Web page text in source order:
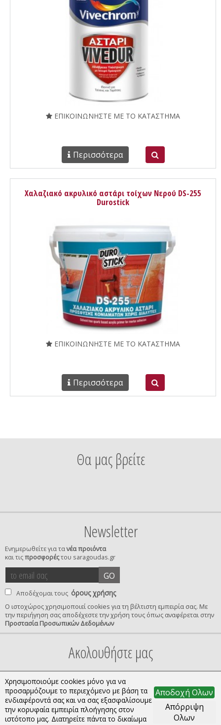
ΕΠΙΚΟΙΝΩΝΗΣΤΕ ΜΕ ΤΟ ΚΑΤΑΣΤΗΜΑ
Περισσότερα
Χαλαζιακό ακρυλικό αστάρι τοίχων Νερού DS-255
Durostick
ΕΠΙΚΟΙΝΩΝΗΣΤΕ ΜΕ ΤΟ ΚΑΤΑΣΤΗΜΑ
Περισσότερα
Θα μας βρείτε
Newsletter
Ενημερωθείτε για τανέα προιόντα
και τιςπροσφορέςτου saragoudas.gr
το
email
σας
GO
Αποδέχομαι τους όρους χρήσης
Ο ιστοχώρος χρησιμοποιεί cookies για τη βέλτιστη εμπειρία σας. Με
την περιήγηση σας αποδέχεστε την χρήση τους όπως αναφέρεται στην
Προστασία Προσωπικών Δεδομένων
confirmation
Ακολουθήστε μας
Χρησιμοποιούμε cookies μόνο για να
προσαρμόζουμε το περιεχόμενο με βάση τα
ενδιαφέροντά σας και να σας εξασφαλίσουμε
την κορυφαία εμπειρία πλοήγησης στον
ιστότοπο μας. Διατηρείτε πάντα το δικαίωμα
Αποδοχή Ολων
Απόρριψη
Ολων